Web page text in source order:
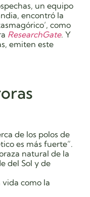
un equipo
encontró la
como
ResearchGate. Y
emiten este
de los polos de
es más fuerte”.
natural de la
del Sol y de
como la